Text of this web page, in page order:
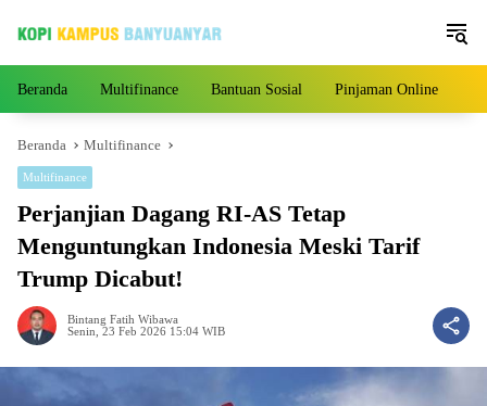
Beranda Multifinance Bantuan Sosial Pinjaman Online
Beranda Multifinance
Multifinance
Perjanjian Dagang RI-AS Tetap
Menguntungkan Indonesia Meski Tarif
Trump Dicabut!
Bintang Fatih Wibawa
Senin, 23 Feb 2026 15:04 WIB